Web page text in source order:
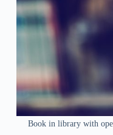
Book in library with